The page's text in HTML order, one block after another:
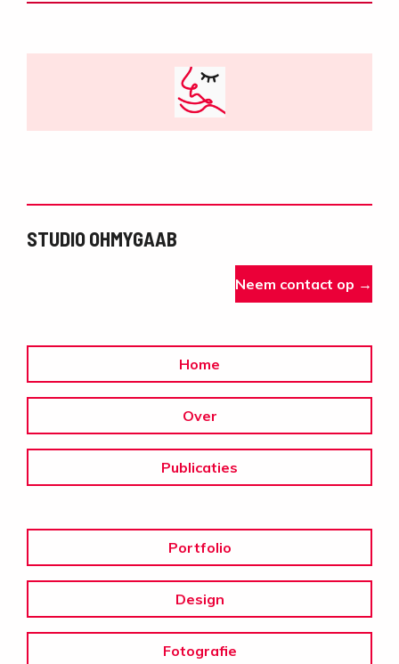
STUDIO OHMYGAAB
Neem contact op →
Home
Over
Publicaties
Portfolio
Design
Fotografie